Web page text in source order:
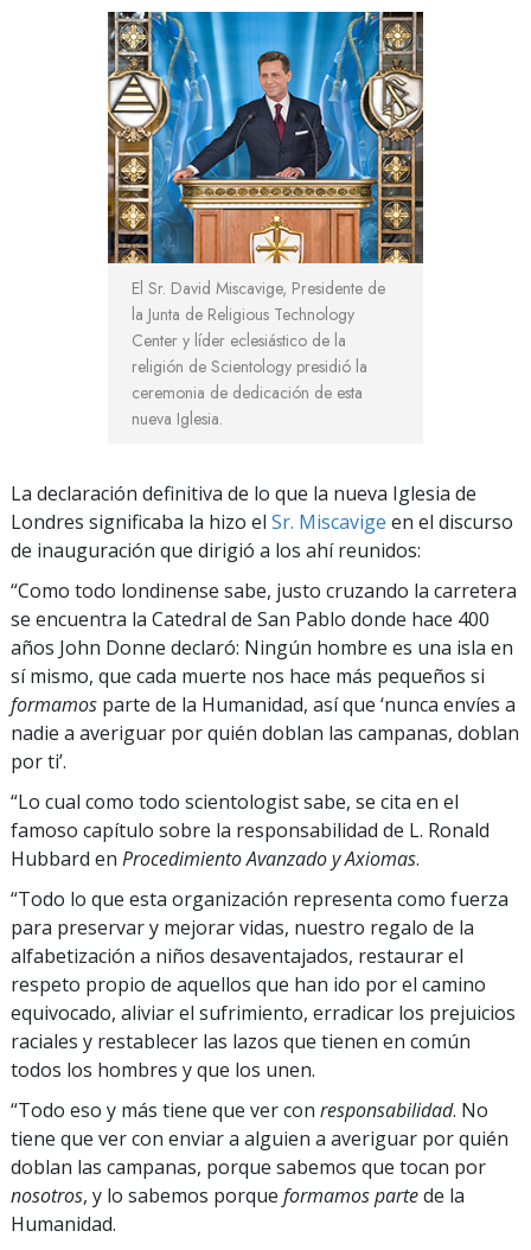
El Sr. David Miscavige, Presidente de
la Junta de Religious Technology
Center y líder eclesiástico de la
religión de Scientology presidió la
ceremonia de dedicación de esta
nueva Iglesia.
La declaración definitiva de lo que la nueva Iglesia de
Londres significaba la hizo el Sr. Miscavige en el discurso
de inauguración que dirigió a los ahí reunidos:
“Como todo londinense sabe, justo cruzando la carretera
se encuentra la Catedral de San Pablo donde hace 400
años John Donne declaró: Ningún hombre es una isla en
sí mismo, que cada muerte nos hace más pequeños si
formamos parte de la Humanidad, así que ‘nunca envíes a
nadie a averiguar por quién doblan las campanas, doblan
por ti’.
“Lo cual como todo scientologist sabe, se cita en el
famoso capítulo sobre la responsabilidad de L. Ronald
Hubbard en Procedimiento Avanzado y Axiomas.
“Todo lo que esta organización representa como fuerza
para preservar y mejorar vidas, nuestro regalo de la
alfabetización a niños desaventajados, restaurar el
respeto propio de aquellos que han ido por el camino
equivocado, aliviar el sufrimiento, erradicar los prejuicios
raciales y restablecer las lazos que tienen en común
todos los hombres y que los unen.
“Todo eso y más tiene que ver con responsabilidad. No
tiene que ver con enviar a alguien a averiguar por quién
doblan las campanas, porque sabemos que tocan por
nosotros, y lo sabemos porque formamos partede la
Humanidad.